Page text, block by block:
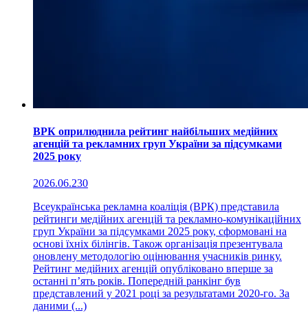
ВРК оприлюднила рейтинг найбільших медійних
агенцій та рекламних груп України за підсумками
2025 року
2026.06.230
Всеукраїнська рекламна коаліція (ВРК) представила
рейтинги медійних агенцій та рекламно-комунікаційних
груп України за підсумками 2025 року, сформовані на
основі їхніх білінгів. Також організація презентувала
оновлену методологію оцінювання учасників ринку.
Рейтинг медійних агенцій опубліковано вперше за
останні п’ять років. Попередній ранкінг був
представлений у 2021 році за результатами 2020-го. За
даними (...)